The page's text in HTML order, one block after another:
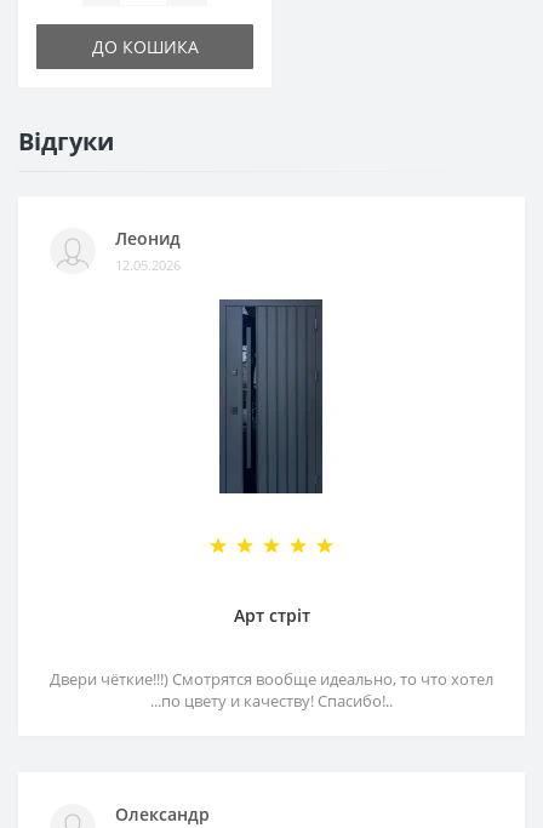
ДО КОШИКА
Відгуки
Леонид
12.05.2026
Арт стріт
Двери чёткие!!!) Смотрятся вообще идеально, то что хотел
...по цвету и качеству! Спасибо!..
Олександр